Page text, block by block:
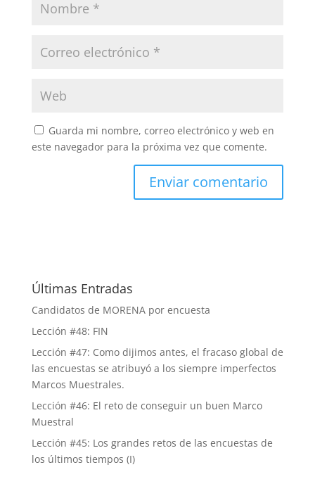
Guarda mi nombre, correo electrónico y web en
este navegador para la próxima vez que comente.
Últimas Entradas
Candidatos de MORENA por encuesta
Lección #48: FIN
Lección #47: Como dijimos antes, el fracaso global de
las encuestas se atribuyó a los siempre imperfectos
Marcos Muestrales.
Lección #46: El reto de conseguir un buen Marco
Muestral
Lección #45: Los grandes retos de las encuestas de
los últimos tiempos (I)